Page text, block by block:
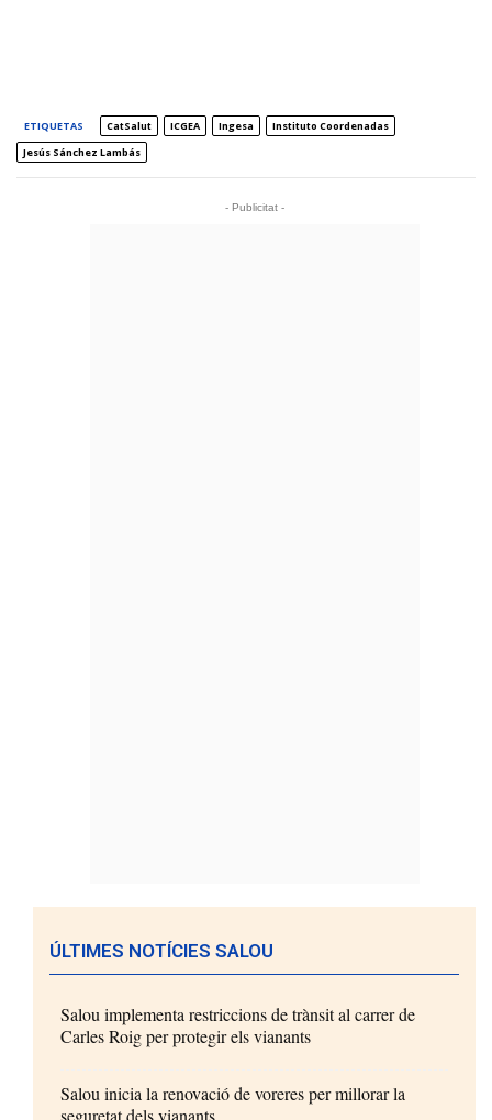
ETIQUETAS CatSalut ICGEA Ingesa
Instituto Coordenadas
Jesús Sánchez Lambás
- Publicitat -
ÚLTIMES NOTÍCIES SALOU
Salou implementa restriccions de trànsit al carrer de
Carles Roig per protegir els vianants
Salou inicia la renovació de voreres per millorar la
seguretat dels vianants